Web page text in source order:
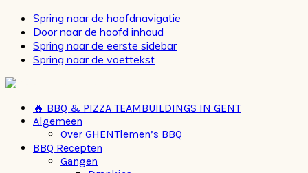
Spring naar de hoofdnavigatie
Door naar de hoofd inhoud
Spring naar de eerste sidebar
Spring naar de voettekst
🔥 BBQ & PIZZA TEAMBUILDINGS IN GENT
Algemeen
Over GHENTlemen’s BBQ
BBQ Recepten
Gangen